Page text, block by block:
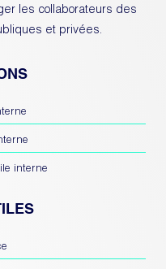
les collaborateurs des
et privées.
interne